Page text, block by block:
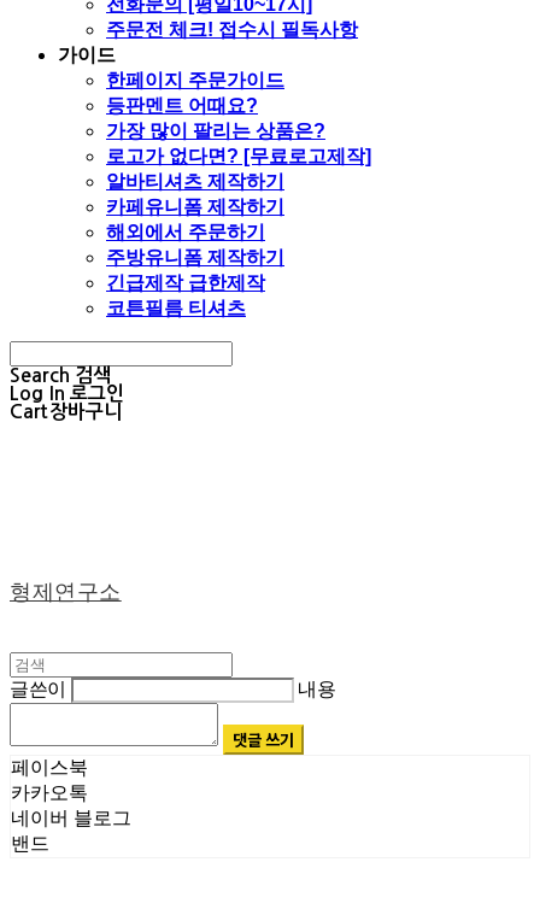
전화문의 [평일10~17시]
주문전 체크! 접수시 필독사항
가이드
한페이지 주문가이드
등판멘트 어때요?
가장 많이 팔리는 상품은?
로고가 없다면? [무료로고제작]
알바티셔츠 제작하기
카페유니폼 제작하기
해외에서 주문하기
주방유니폼 제작하기
긴급제작 급한제작
코튼필름 티셔츠
Search 검색
Log In 로그인
Cart장바구니
형제연구소
글쓴이 내용
댓글 쓰기
페이스북
카카오톡
네이버 블로그
밴드